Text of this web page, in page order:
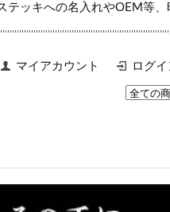
ッキへの名入れやOEM等
マイアカウント ログイ